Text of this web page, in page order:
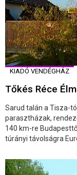
KIADÓ VENDÉGHÁZ
Tőkés Réce
Sarud talán a Tisza-
parasztházak,
140 km-re
túrányi távolságra